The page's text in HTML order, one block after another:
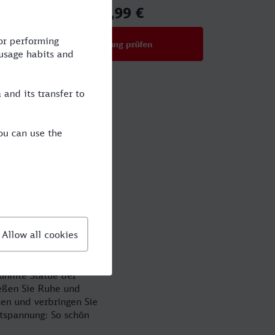
49,99 €
Verbindung prüfen
Schnoor-
buchen Sie
Statue der
Sie Ruhe und
und verbringen Sie
So schön